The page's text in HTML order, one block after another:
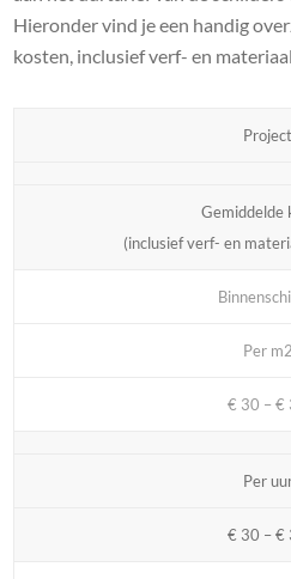
Hieronder vind je een handig
kosten, inclusief verf- en
Project
Gemiddelde
(inclusief verf- en
Per m2
€ 30 – €
Per
€ 30 – €